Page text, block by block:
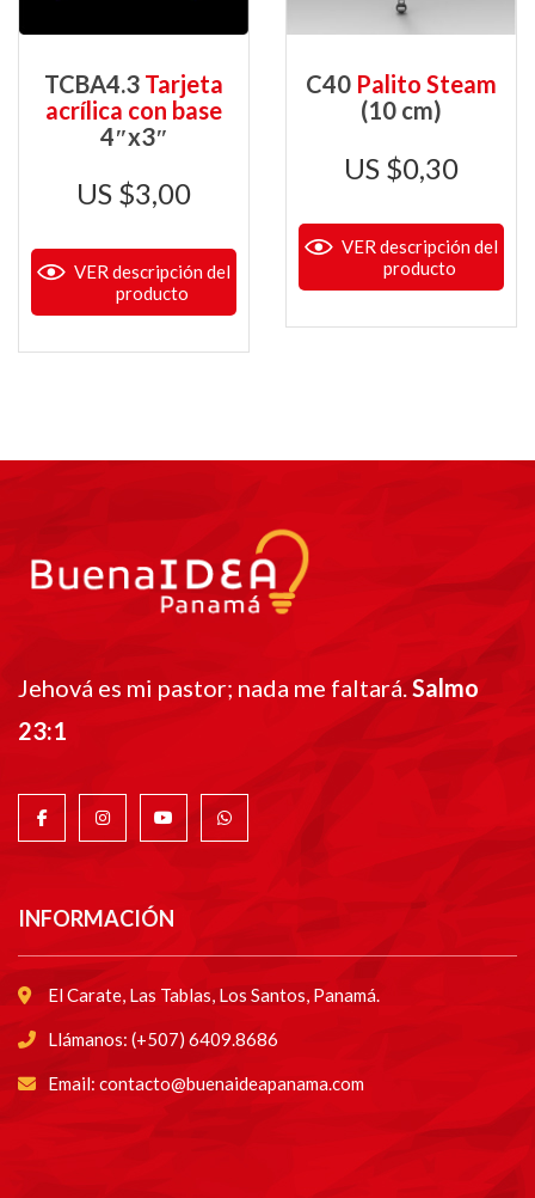
TCBA4.3 Tarjeta
acrílica con base
4″x3″
$3,00
VER descripción del
producto
C40 Palito Steam
(10 cm)
$0,30
VER descripción del
producto
Jehová es mi pastor; nada me faltará. Salmo
23:1
INFORMACIÓN
El Carate, Las Tablas, Los Santos, Panamá.
Llámanos: (+507) 6409.8686
Email: contacto@buenaideapanama.com